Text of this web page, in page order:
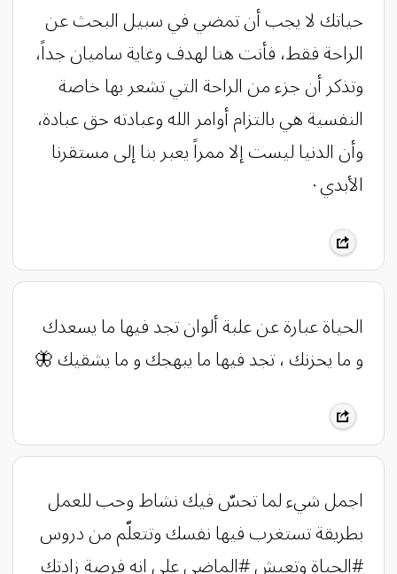
حياتك لا يجب أن تمضي في سبيل البحث عن
الراحة فقط، فأنت هنا لهدف وغاية ساميان جداً،
وتذكر أن جزء من الراحة التي تشعر بها خاصة
النفسية هي بالتزام أوامر الله وعبادته حق عبادة،
وأن الدنيا ليست إلا ممراً يعبر بنا إلى مستقرنا
الأبدي٠
الحياة عبارة عن علبة ألوان تجد فيها ما يسعدك
و ما يحزنك ، تجد فيها ما يبهجك و ما يشقيك 🦋
اجمل شيء لما تحسّ فيك نشاط وحب للعمل
بطريقة تستغرب فيها نفسك وتتعلّم من دروس
#الحياة وتعيش #الماضي على انه فرصة زادتك